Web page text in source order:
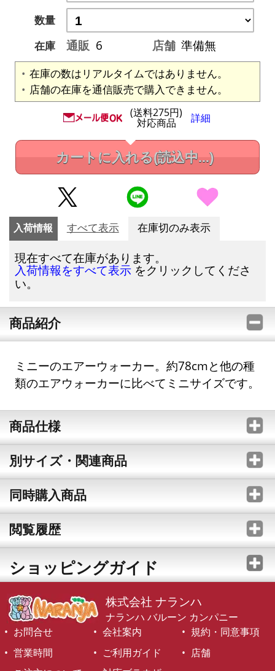
数量
在庫
通販 6 店舗 準備無
在庫の数はリアルタイムではありません。
店舗の在庫を通信販売で購入できません。
(送料275円)
対応商品 詳細
カートに入れる(読込中...)
入荷情報 すべて表示 在庫切のみ表示
現在すべて在庫があります。
入荷情報をすべて表示 をクリックしてくださ
い。
商品紹介
ミニーのエアーウォーカー。約78cmと他の種
類のエアウォーカーに比べてミニサイズです。
商品仕様
別サイズ・関連商品
同時購入商品
閲覧履歴
ショッピングガイド
株式会社 ナランハ
ナランハ バルーン カンパニー
お問合せ
会社案内
規約・同意事項
営業時間
ご利用ガイド
店舗